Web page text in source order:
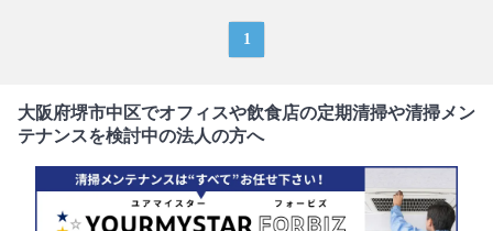
1
大阪府堺市中区でオフィスや飲食店の定期清掃や清掃メン
テナンスを検討中の法人の方へ